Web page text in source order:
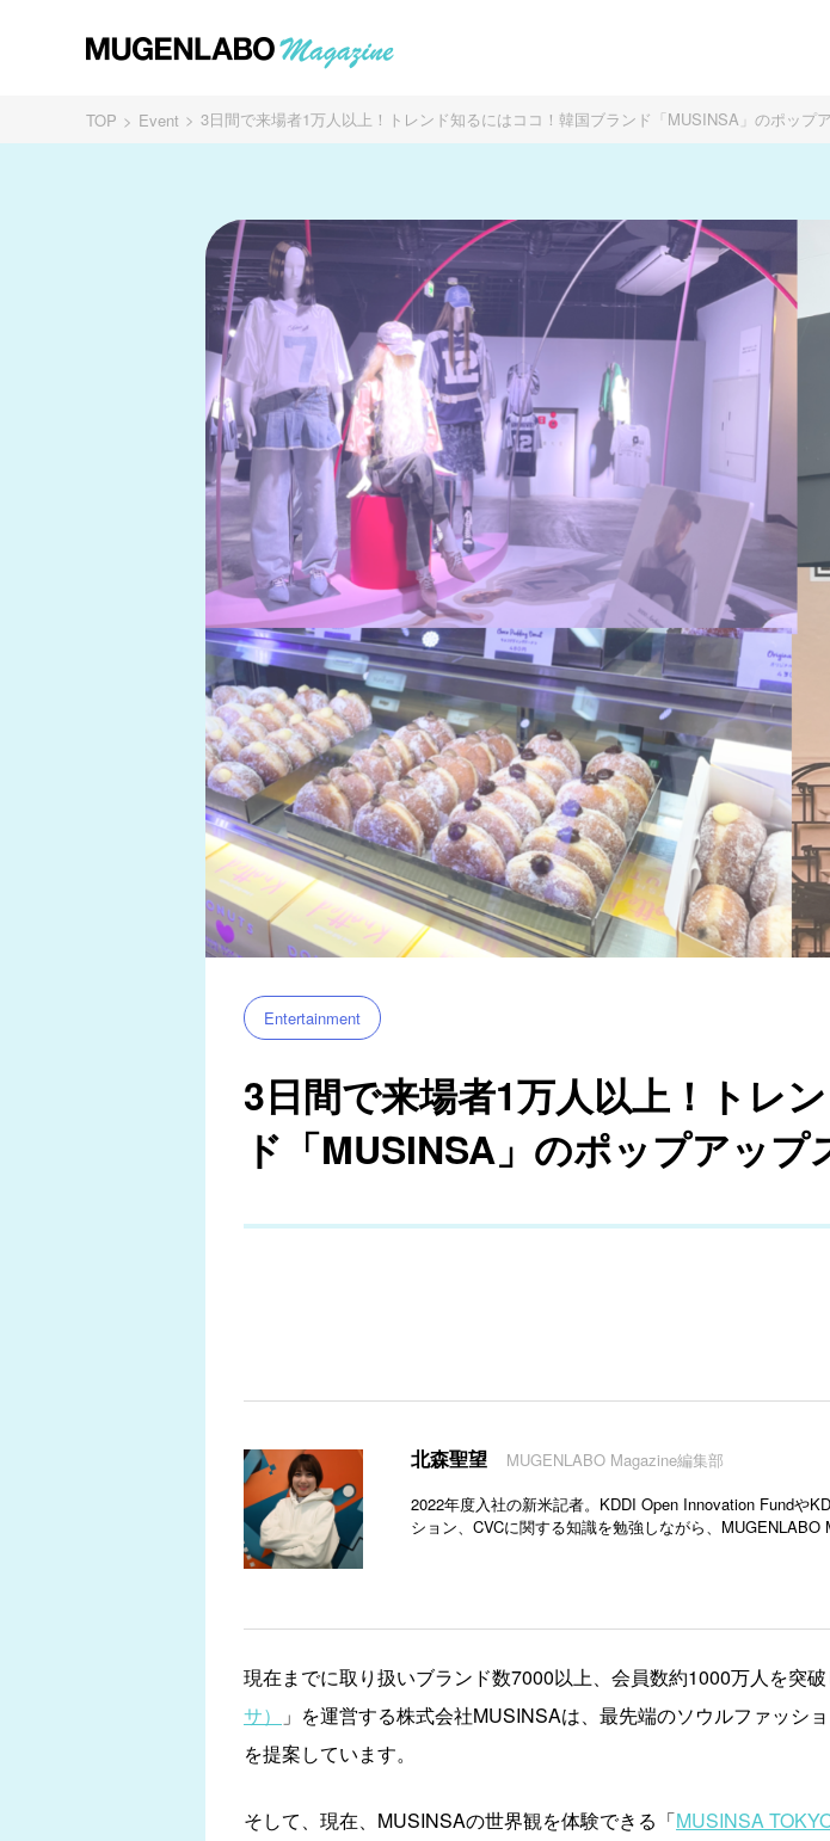
TOP Event 3日間で来場者1万人以上！トレンド知るにはココ！韓国ブランド「MUSINSA」のポップ
Entertainment
3日間で来場者1万人以上！トレ
ド「MUSINSA」のポップアッ
北森聖望
MUGENLABO Magazine編集部
2022年度入社の新米記者。KDDI Open Innovation Fundや
ション、CVCに関する知識を勉強しながら、MUGENLABO
現在までに取り扱いブランド数7000以上、会員数約1000万人を突
サ）
」を運営する株式会社MUSINSAは、最先端のソウルファッシ
を提案しています。
そして、現在、MUSINSAの世界観を体験できる「MUSINSA